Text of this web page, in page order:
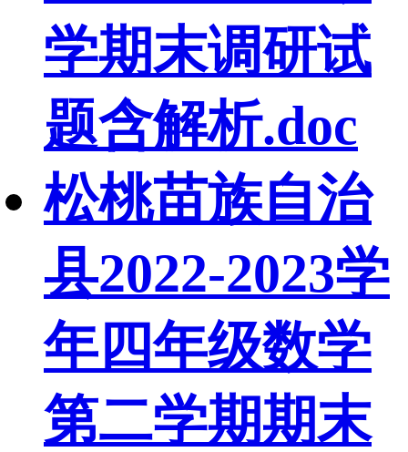
学期末调研试
题含解析.doc
松桃苗族自治
县2022-2023学
年四年级数学
第二学期期末